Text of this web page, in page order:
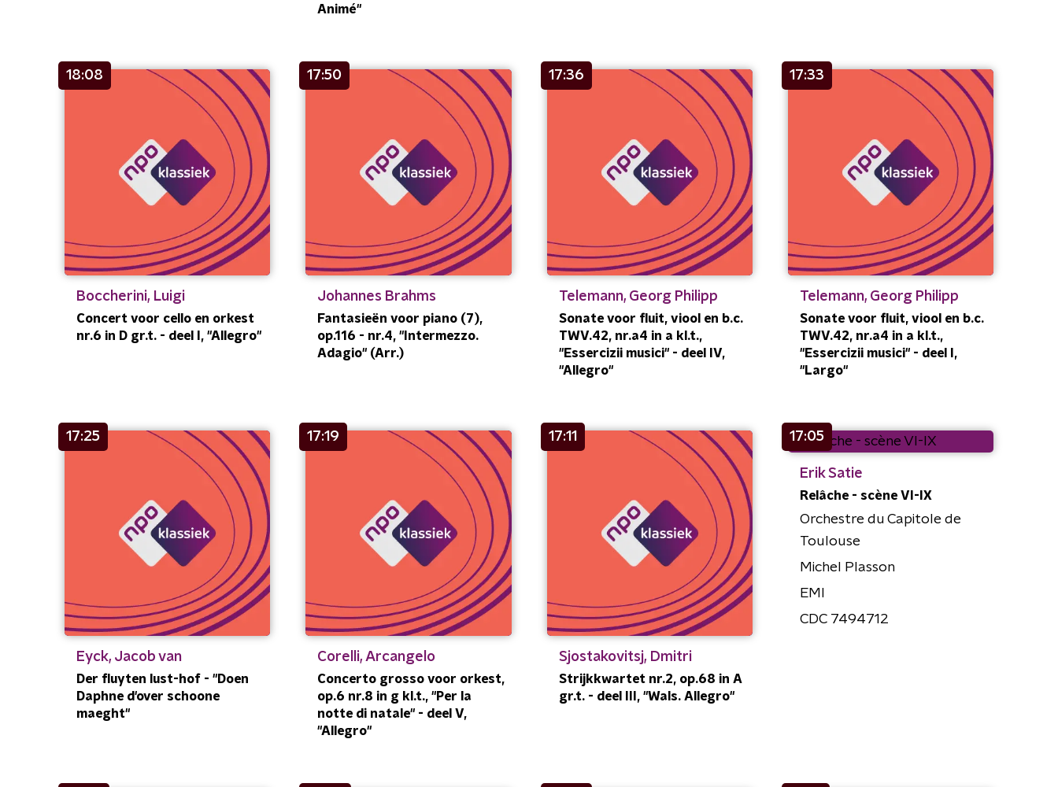
Animé"
18:08
Boccherini, Luigi
Concert voor cello en orkest
nr.6 in D gr.t. - deel I, "Allegro"
17:50
Johannes Brahms
Fantasieën voor piano (7),
op.116 - nr.4, "Intermezzo.
Adagio" (Arr.)
17:36
Telemann, Georg Philipp
Sonate voor fluit, viool en b.c.
TWV.42, nr.a4 in a kl.t.,
"Essercizii musici" - deel IV,
"Allegro"
17:33
Telemann, Georg Philipp
Sonate voor fluit, viool en b.c.
TWV.42, nr.a4 in a kl.t.,
"Essercizii musici" - deel I,
"Largo"
17:25
Eyck, Jacob van
Der fluyten lust-hof - "Doen
Daphne d'over schoone
maeght"
17:19
Corelli, Arcangelo
Concerto grosso voor orkest,
op.6 nr.8 in g kl.t., "Per la
notte di natale" - deel V,
"Allegro"
17:11
Sjostakovitsj, Dmitri
Strijkkwartet nr.2, op.68 in A
gr.t. - deel III, "Wals. Allegro"
17:05
Erik Satie
Relâche - scène VI-IX
Orchestre du Capitole de
Toulouse
Michel Plasson
EMI
CDC 7494712